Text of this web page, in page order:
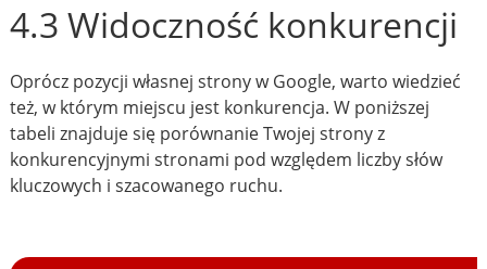
4.3 Widoczność konkurencji
Oprócz pozycji własnej strony w Google, warto wiedzieć
też, w którym miejscu jest konkurencja. W poniższej
tabeli znajduje się porównanie Twojej strony z
konkurencyjnymi stronami pod względem liczby słów
kluczowych i szacowanego ruchu.